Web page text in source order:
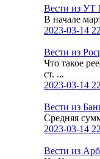
Вести из
В начале
2023-03-14
Вести из
Что такое
ст. ...
2023-03-14
Вести из
Средняя
2023-03-14
Вести из